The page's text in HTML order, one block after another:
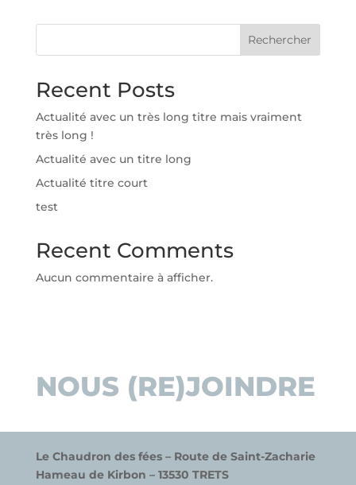
Rechercher
Recent Posts
Actualité avec un très long titre mais vraiment
très long !
Actualité avec un titre long
Actualité titre court
test
Recent Comments
Aucun commentaire à afficher.
NOUS (RE)JOINDRE
Le Chaudron des fées – Route de Saint-Zacharie
Hameau de Kirbon – 13530 TRETS